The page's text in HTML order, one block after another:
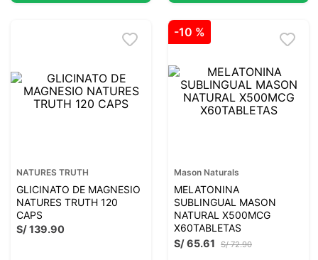
NATURES TRUTH
GLICINATO DE MAGNESIO
NATURES TRUTH 120
CAPS
S/139.90
-10 %
Mason Naturals
MELATONINA
SUBLINGUAL MASON
NATURAL X500MCG
X60TABLETAS
S/ 72.90
S/65.61